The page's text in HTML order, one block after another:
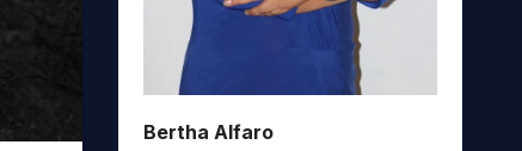
Bertha Alfaro